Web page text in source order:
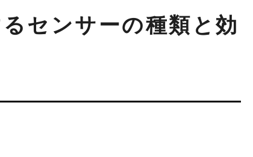
センサーの種類と効